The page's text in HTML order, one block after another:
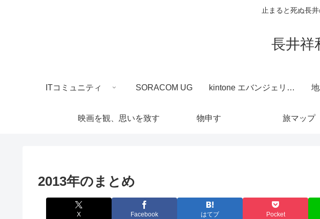
止まると死ぬ長
長井祥
ITコミュニティ SORACOM UG kintone エバンジェリスト
映画を観、思いを致す 物申す 旅マップ
2013年のまとめ
X Facebook はてブ Pocket